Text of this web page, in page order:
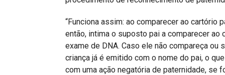
“Funciona assim: ao comparecer ao cartório
então, intima o suposto pai a comparecer ao
exame de DNA. Caso ele não compareça
criança já é emitido com o nome do pai, o
com uma ação negatória de paternidade, se